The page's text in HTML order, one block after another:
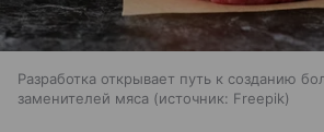
Разработка открывает путь к созданию
заменителей мяса
источник: Freepik